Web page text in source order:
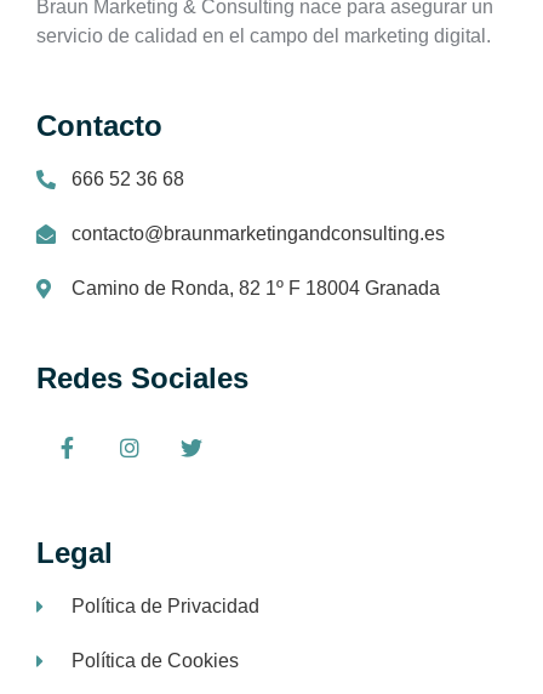
Braun Marketing & Consulting nace para asegurar un
servicio de calidad en el campo del marketing digital.
Contacto
666 52 36 68
contacto@braunmarketingandconsulting.es
Camino de Ronda, 82 1º F 18004 Granada
Redes Sociales
Legal
Política de Privacidad
Política de Cookies